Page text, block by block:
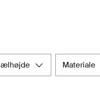
hælhøjde materiale